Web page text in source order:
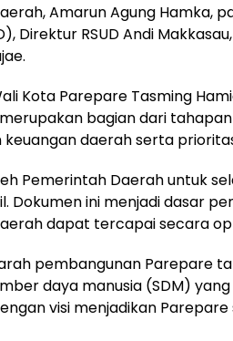
Amarun Agung Hamka,
Direktur RSUD Andi
Kota Parepare Tasming
bagian dari
daerah serta
Pemerintah Daerah untuk
Dokumen ini menjadi dasar
dapat tercapai secara
pembangunan Parepare
daya manusia (SDM) yang
visi menjadikan